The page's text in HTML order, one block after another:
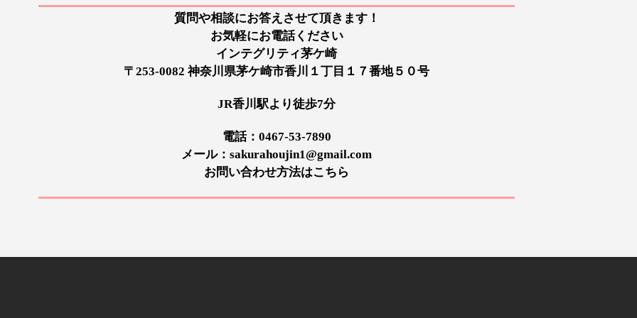
質問や相談にお答えさせて頂きます！
お気軽にお電話ください
インテグリティ茅ケ崎
〒253-0082 神奈川県茅ケ崎市香川１丁目１７番地５０号
JR香川駅より徒歩7分
電話：0467-53-7890
メール：sakurahoujin1@gmail.com
お問い合わせ方法はこちら